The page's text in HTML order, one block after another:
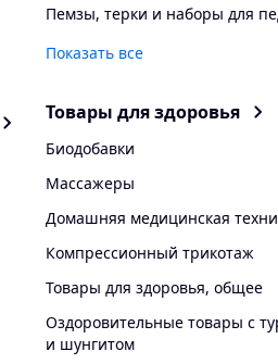
Пемзы, терки и наборы для
Показать все
Товары для здоровья
Биодобавки
Массажеры
Домашняя медицинская
Компрессионный трикотаж
Товары для здоровья, общее
Оздоровительные товары с
и шунгитом